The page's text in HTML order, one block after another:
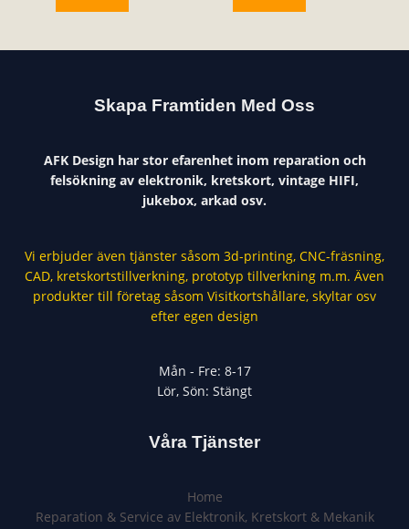
Skapa Framtiden Med Oss
AFK Design har stor efarenhet inom reparation och
felsökning av elektronik, kretskort, vintage HIFI,
jukebox, arkad osv.
Vi erbjuder även tjänster såsom 3d-printing, CNC-fräsning,
CAD, kretskortstillverkning, prototyp tillverkning m.m. Även
produkter till företag såsom Visitkortshållare, skyltar osv
efter egen design
Mån - Fre: 8-17
Lör, Sön: Stängt
Våra Tjänster
Home
Reparation & Service av Elektronik, Kretskort & Mekanik​